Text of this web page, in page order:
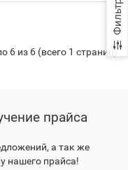
Фильтр
6 из 6 (всего 1 страниц)
прайса
а так же
нашего прайса!